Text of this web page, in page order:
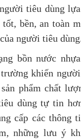
tiêu dùng
bền, an toàn
người tiêu
bồn nước
khiến
phẩm chất
dùng tự tin
cấp các thông
những lưu ý